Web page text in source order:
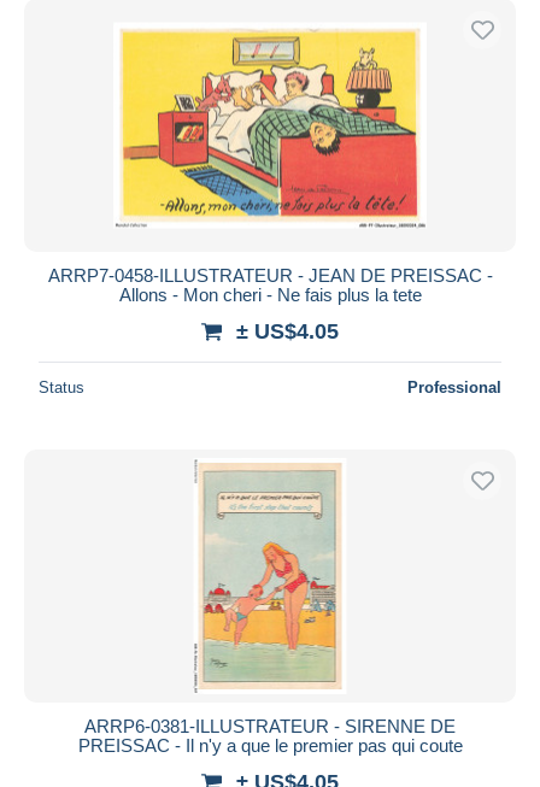
ARRP7-0458-ILLUSTRATEUR - JEAN DE PREISSAC -
Allons - Mon cheri - Ne fais plus la tete
± US$4.05
Status Professional
ARRP6-0381-ILLUSTRATEUR - SIRENNE DE
PREISSAC - Il n'y a que le premier pas qui coute
± US$4.05